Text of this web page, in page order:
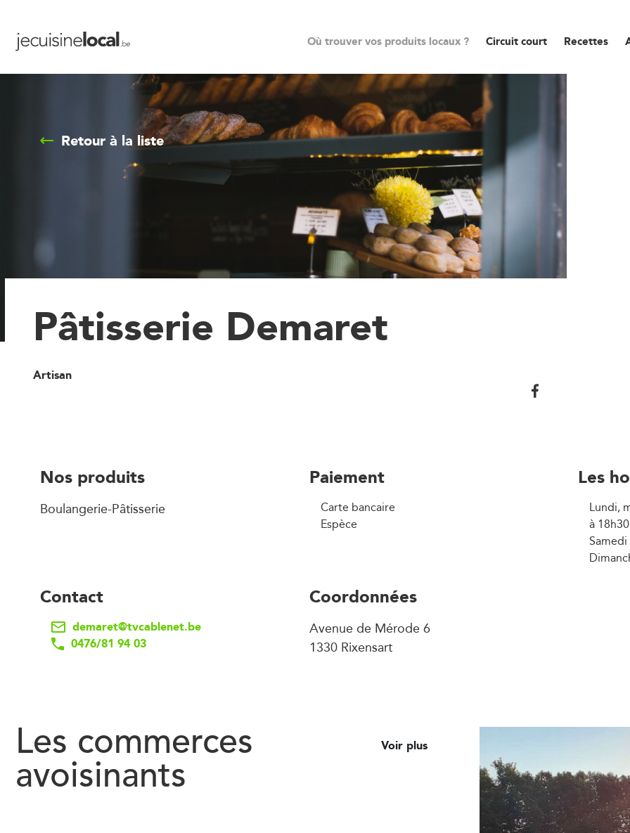
Où trouver vos produits locaux ? Circuit court Recettes
Retour à la liste
Pâtisserie Demaret
Artisan
Nos produits
Boulangerie-Pâtisserie
Paiement
Carte bancaire
Espèce
Les
Lundi,
à 18h30
Contact
demaret@tvcablenet.be
0476/81 94 03
Coordonnées
Avenue de Mérode 6
1330 Rixensart
Les commerces
avoisinants
Voir plus